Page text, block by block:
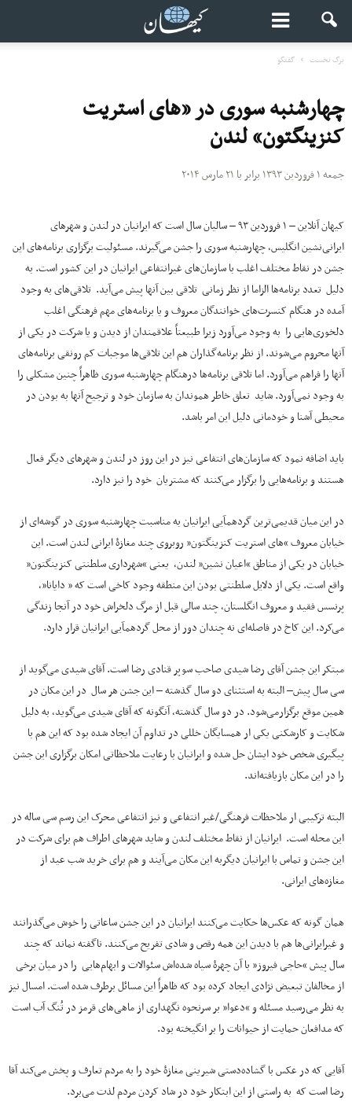
برگ نخست گفتگو
چهارشنبه سوری در «های استریت
کنزینگتون» لندن
جمعه ۱ فروردین ۱۳۹۳ برابر با ۲۱ مارس ۲۰۱۴
کیهان آنلاین – ۱ فروردین ۹۳ – سالیان سال است که ایرانیان در لندن و شهرهای
ایرانی‌نشین انگلیس، چهارشنبه سوری را جشن می‌گیرند. مسئولیت برگزاری برنامه‌های این
جشن در نقاط مختلف اغلب با سازمان‌های غیرانتفاعی ایرانیان در این کشور است. به
دلیل تعدد برنامه‌ها الزاما از نظر زمانی تلاقی بین آنها پیش می‌آید. تلاقی‌های به وجود
آمده در هنگام کنسرت‌های خوانندگان معروف و یا برنامه‌های مهم فرهنگی اغلب
دلخوری‌هایی را به وجود می‌آورد زیرا طبیعتاً علاقمندان از دیدن و یا شرکت در یکی از
آنها محروم می‌شوند. از نظر برنامه‌گذاران هم این تلاقی‌ها موجبات کم رونقی برنامه‌های
آنها را فراهم‌ می‌آورد. اما تلاقی برنامه‌ها درهنگام چهارشنبه سوری ظاهراً چنین مشکلی را
به وجود نمی‌آورد. شاید تعلق خاطر هموندان به سازمان خود و ترجیح آنها به بودن در
محیطی آشنا و خودمانی دلیل این امر باشد.
باید اضافه نمود که سازمان‌های انتفاعی نیز در این روز در لندن و شهرهای دیگر فعال
هستند و برنامه‌هایی را برگزار می‌کنند که مشتریان خود را نیز دارد.
در این میان قدیمی‌ترین گردهمآیی ایرانیان به مناسبت چهارشنبه سوری در گوشه‌ای از
خیابان معروف “های استریت کنزینگتون” روبروی چند مغازۀ ایرانی لندن است. این
خیابان در یکی از مناطق “اعیان نشین” لندن، یعنی “شهرداری سلطنتی کنزینگتون”
واقع است. یکی از دلایل سلطنتی بودن این منطقه وجود کاخی است که ” دایانا”،
پرنسس فقید و معروف انگلستان، چند سالی قبل از مرگ دلخراش خود در آنجا زندگی
می‌کرد. این کاخ در فاصله‌ای نه چندان دور از محل گردهمآیی ایرانیان قرار دارد.
مبتکر این جشن آقای رضا شیدی صاحب سوپر قنادی رضا است. آقای شیدی می‌گوید از
سی سال پیش– البته به استثنای دو سال گذشته – این جشن هر سال در این مکان در
همین موقع برگزارمی‌شود. در دو سال گذشته، آنگونه که آقای شیدی می‌گوید، به دلیل
شکایت و کارشکنی یکی ار همسایگان خللی در تداوم آن ایجاد شده بود که این هم با
پیگیری شخص خود ایشان حل شده و ایرانیان با رعایت ملاحظاتی امکان برگزاری این جشن
را در این مکان بازیافته‌اند.
البته ترکیبی ار ملاحظات فرهنگی/غیر انتفاعی و نیز انتفاعی محرک این رسم سی ساله در
این محله است. ایرانیان از نقاط مختلف لندن و شاید شهرهای اطراف هم برای شرکت در
این جشن و تماس با ایرانیان دیگربه این مکان می‌آیند و هم برای خرید شب عید از
مغازه‌های ایرانی.
همان گونه که عکس‌ها حکایت می‌کنند ایرانیان در این جشن ساعاتی را خوش می‌گذرانند
و غیرایرانی‌ها هم با دیدن این همه رقص و شادی تفریح می‌کنند. ناگفته نماند که چند
سال پیش “حاجی فیروز” با آن چهرۀ سیاه شده‌اش سئوالات و ابهام‌هایی را در میان برخی
از مخالفان تبعیض نژادی ایجاد کرده بود که ظاهراً این مسائل برطرف شده است. امسال نیز
به نظر می‌رسید مسئله و “دعوا” بر سرنحوه نگهداری از ماهی‌های قرمز در تُنگ آب است
که مدافعان حمایت از حیوانات را بر انگیخته بود.
آقایی که در عکس با گشاده‌دستی شیرینی مغازۀ خود را به مردم تعارف و پخش می‌کند آقا
رضا است که به راستی از این ابتکار خود در شاد کردن مردم لذت می‌برد.